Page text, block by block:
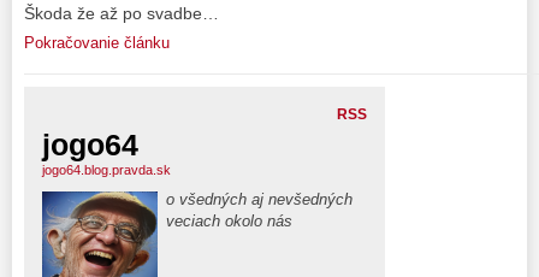
Škoda že až po svadbe…
Pokračovanie článku
RSS
jogo64
jogo64.blog.pravda.sk
o všedných aj nevšedných
veciach okolo nás